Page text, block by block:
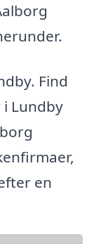
Find
Lundby
en